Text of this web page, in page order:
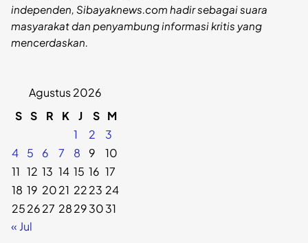
independen, Sibayaknews.com hadir sebagai suara
masyarakat dan penyambung informasi kritis yang
mencerdaskan.
Agustus 2026
S S R K J S M
1
2
3
4
5 6 7 8 9
10
11 12 13 14 15 16 17
18 19 2021 2223 24
252627 28293031
« Jul